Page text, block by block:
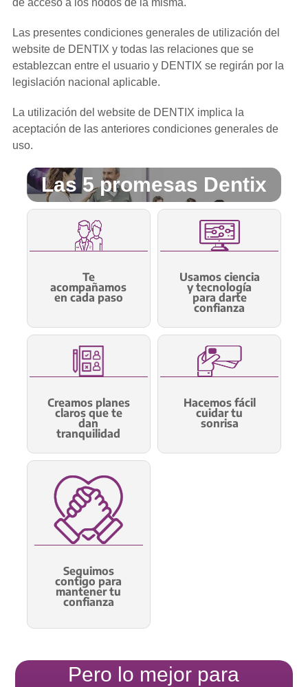
de acceso a los nodos de la misma.
Las presentes condiciones generales de utilización del
website de DENTIX y todas las relaciones que se
establezcan entre el usuario y DENTIX se regirán por la
legislación nacional aplicable.
La utilización del website de DENTIX implica la
aceptación de las anteriores condiciones generales de
uso.
Las 5 promesas Dentix
Te
acompañamos
en cada paso
Usamos ciencia
y tecnología
para darte
confianza
Creamos planes
claros que te
dan
tranquilidad
Hacemos fácil
cuidar tu
sonrisa
Seguimos
contigo para
mantener tu
confianza
Pero lo mejor para